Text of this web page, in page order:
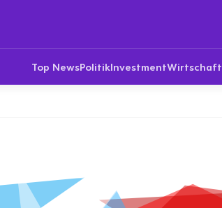
Top NewsPolitikInvestmentWirtschaft